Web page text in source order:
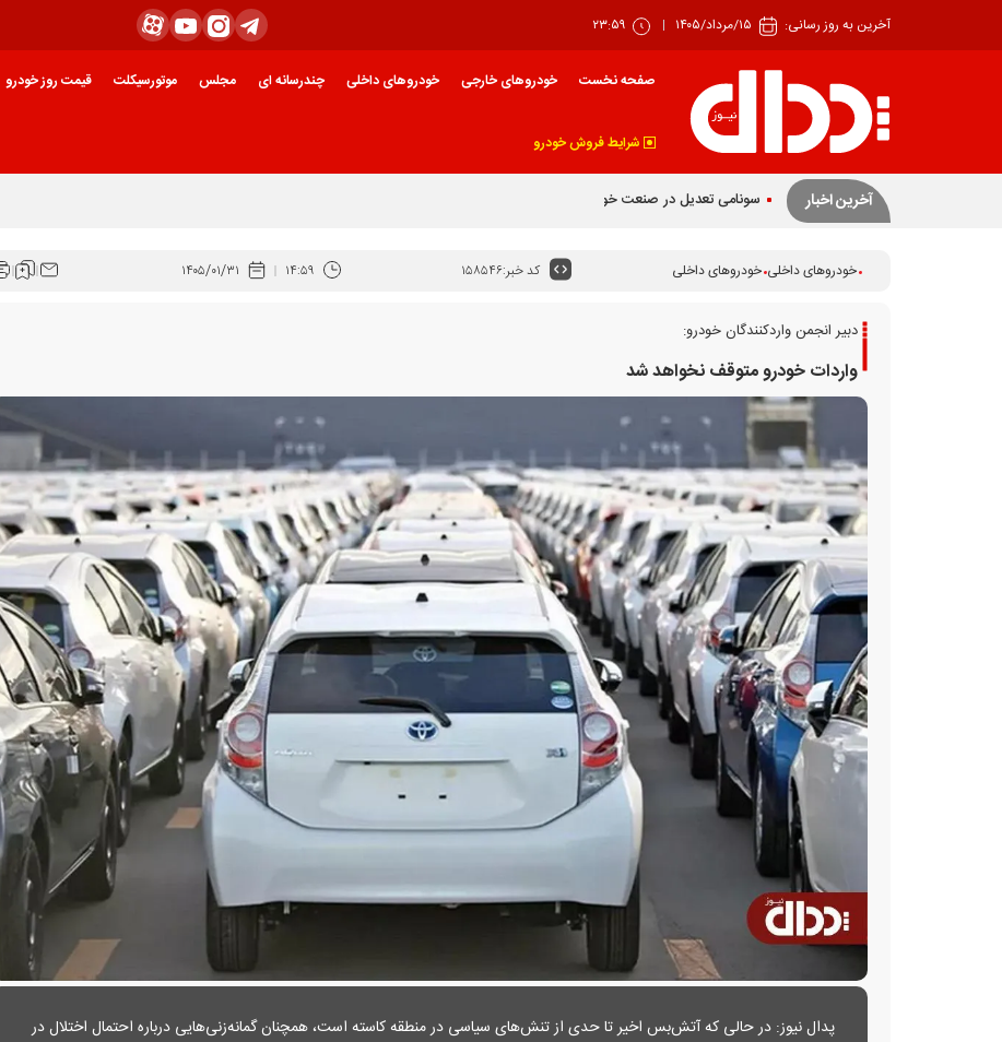
آخرین به روز رسانی: ۱۵/مرداد/۱۴۰۵ ۲۳:۵۹
صفحه نخست خودروهای خارجی خودروهای داخلی چندرسانه ای مجلس موتورسیکلت قیمت روز خودرو
شرایط فروش خودرو
آخرین اخبار سونامی تعدیل در صنعت خودروی آلمان
خودروهای داخلی خودروهای داخلی کد خبر:۱۵۸۵۴۶ ۱۴:۵۹ ۱۴۰۵/۰۱/۳۱
دبیر انجمن واردکنندگان خودرو:
واردات خودرو متوقف نخواهد شد
پدال نیوز: در حالی که آتش‌بس اخیر تا حدی از تنش‌های سیاسی در منطقه کاسته است، همچنان گمانه‌زنی‌هایی درباره احتمال اختلال در